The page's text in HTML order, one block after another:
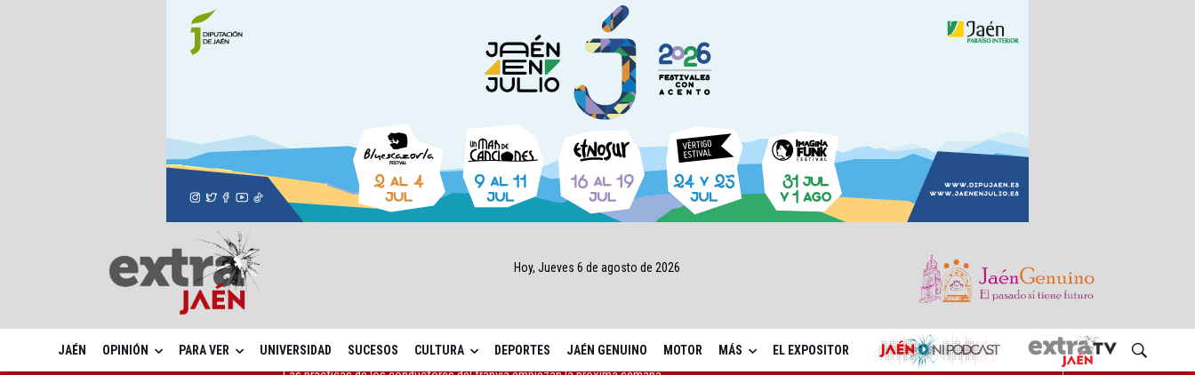
Hoy, Jueves 6 de agosto de 2026
JAÉN OPINIÓN PARA VER UNIVERSIDAD SUCESOS CULTURA DEPORTES JAÉN GENUINO MOTOR MÁS EL EXPOSITOR